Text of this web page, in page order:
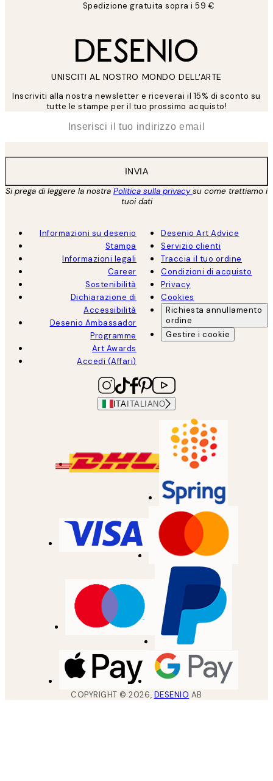
Spedizione gratuita sopra i 59 €
UNISCITI AL NOSTRO MONDO DELL'ARTE
Inscriviti alla nostra newsletter e riceverai il 15% di sconto su
tutte le stampe per il tuo prossimo acquisto!
INVIA
Si prega di leggere la nostra Politica sulla privacysu come trattiamo i
tuoi dati
Informazioni su desenio
Stampa
Informazioni legali
Career
Sostenibilità
Dichiarazione di
Accessibilità
Desenio Ambassador
Programme
Art Awards
Accedi (Affari)
Desenio Art Advice
Servizio clienti
Traccia il tuo ordine
Condizioni di acquisto
Privacy
Cookies
Richiesta annullamento
ordine
Gestire i cookie
ITA ITALIANO
COPYRIGHT ©2026, DESENIO AB